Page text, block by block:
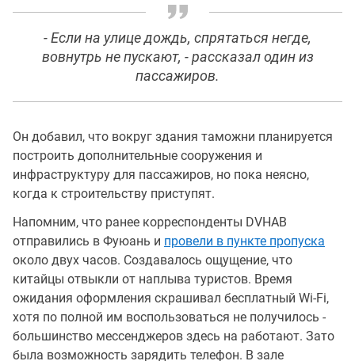
- Если на улице дождь, спрятаться негде,
вовнутрь не пускают, - рассказал один из
пассажиров.
Он добавил, что вокруг здания таможни планируется
построить дополнительные сооружения и
инфраструктуру для пассажиров, но пока неясно,
когда к строительству приступят.
Напомним, что ранее корреспонденты DVHAB
отправились в Фуюань и провели в пункте пропуска
около двух часов. Создавалось ощущение, что
китайцы отвыкли от наплыва туристов. Время
ожидания оформления скрашивал бесплатный Wi-Fi,
хотя по полной им воспользоваться не получилось -
большинство мессенджеров здесь на работают. Зато
была возможность зарядить телефон. В зале